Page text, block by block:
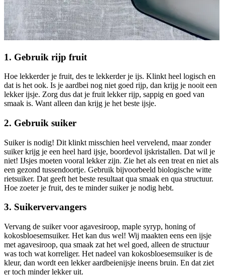
1. Gebruik rijp fruit
Hoe lekkerder je fruit, des te lekkerder je ijs. Klinkt heel logisch en
dat is het ook. Is je aardbei nog niet goed rijp, dan krijg je nooit een
lekker ijsje. Zorg dus dat je fruit lekker rijp, sappig en goed van
smaak is. Want alleen dan krijg je het beste ijsje.
2. Gebruik suiker
Suiker is nodig! Dit klinkt misschien heel vervelend, maar zonder
suiker krijg je een heel hard ijsje, boordevol ijskristallen. Dat wil je
niet! IJsjes moeten vooral lekker zijn. Zie het als een treat en niet als
een gezond tussendoortje. Gebruik bijvoorbeeld biologische witte
rietsuiker. Dat geeft het beste resultaat qua smaak en qua structuur.
Hoe zoeter je fruit, des te minder suiker je nodig hebt.
3. Suikervervangers
Vervang de suiker voor agavesiroop, maple syryp, honing of
kokosbloesemsuiker. Het kan dus wel! Wij maakten eens een ijsje
met agavesiroop, qua smaak zat het wel goed, alleen de structuur
was toch wat korreliger. Het nadeel van kokosbloesemsuiker is de
kleur, dan wordt een lekker aardbeienijsje ineens bruin. En dat ziet
er toch minder lekker uit.